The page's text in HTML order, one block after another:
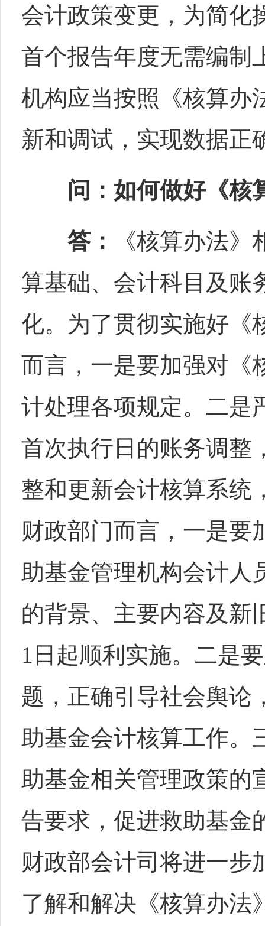
会计政策变更，为简化
首个报告年度无需编制
机构应当按照《核算办
新和调试，实现数据正
问：如何做好《核
答：
《核算办法
算基础、会计科目及账
化。为了贯彻实施好《
而言，一是要加强对《
计处理各项规定。二是
首次执行日的账务调整
整和更新会计核算系统
财政部门而言，一是要
助基金管理机构会计人
的背景、主要内容及新
1日起顺利实施。二是
题，正确引导社会舆论
助基金会计核算工作。
助基金相关管理政策的
告要求，促进救助基金
财政部会计司将进一步
了解和解决《核算办法